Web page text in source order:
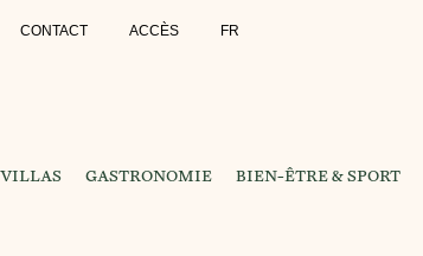
CONTACT ACCÈS FR
VILLAS GASTRONOMIE BIEN-ÊTRE & SPORT